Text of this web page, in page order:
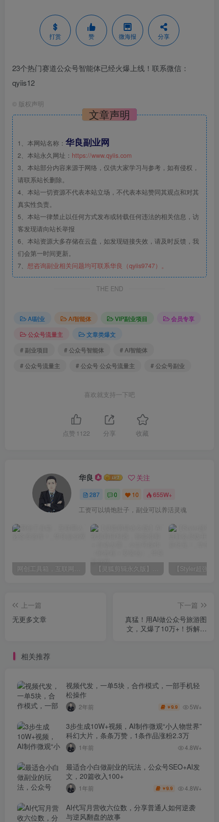
打赏 赞 微海报 分享
23个热门赛道公众号智能体已经火爆上线！联系微信：
qyiis12
© 版权声明
文章声明
1、本网站名称： 华良副业网
2、本站永久网址： https://www.qyiis.com
3、本站部分内容来源于网络，仅供大家学习与参考，如有侵权，
请联系站长删除。
4、本站一切资源不代表本站立场，不代表本站赞同其观点和对其
真实性负责。
5、本站一律禁止以任何方式发布或转载任何违法的相关信息，访
客发现请向站长举报
6、本站资源大多存储在云盘，如发现链接失效，请及时反馈，我
们会第一时间更新。
7、 想咨询副业相关问题均可联系华良（qyiis9747）。
THE END
AI副业 AI智能体 VIP副业项目
会员专享
公众号流量主
文章类爆文
# 副业项目
# 公众号智能体
# AI智能体
# 公众号流量主
# 公众号 公众号流量主 # 公众号副业
喜欢就支持一下吧
点赞 1122 分享 收藏
华良 关注
287 0 10 655W+
工资可以填饱肚子，副业可以养活灵魂
网创工具箱，互联网人必备资源库！ 【灵狐剪辑永久版】AI视频剪辑利器，智能混剪＋自动去重，小白可操作（附教程＋安装包）
上一篇
无更多文章
下一篇
真猛！用AI做公众号旅游图
文，又爆了10万+！拆解详
相关推荐
视频代发，一单5块，合作模式，一部手机轻
松操作
2年前 ￥9.9 5W+
3步生成10W+视频，AI制作微观“小人物世界”
科幻大片，条条万赞，1条作品涨粉2.3万
1年前 4.8W+
最适合小白做副业的玩法，公众号SEO+AI发
文，20篇收入100+
1年前 ￥9.9 4.8W+
AI代写月营收六位数，分享普通人如何逆袭
与逆风翻盘的故事